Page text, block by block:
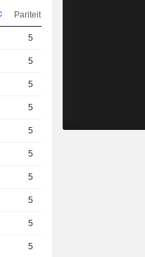
Pariteit
5
5
5
5
5 0,0330EUR
5
5
5
5
5